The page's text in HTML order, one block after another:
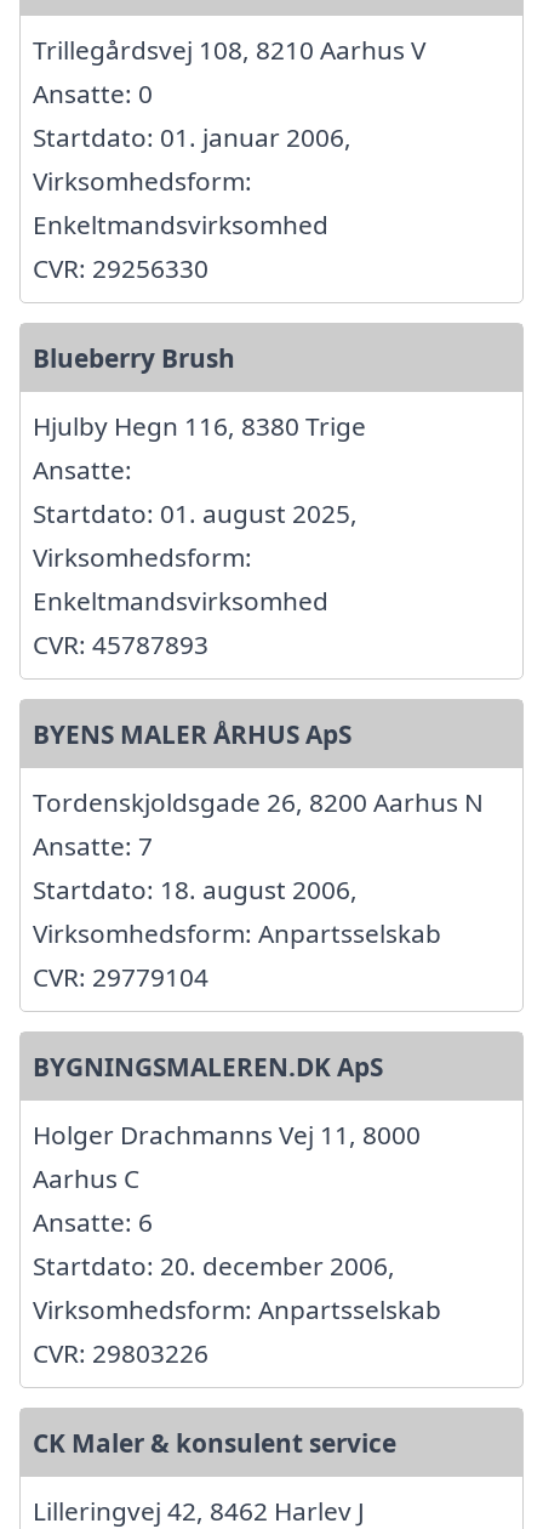
Trillegårdsvej 108, 8210 Aarhus V
Ansatte: 0
Startdato: 01. januar 2006,
Virksomhedsform:
Enkeltmandsvirksomhed
CVR: 29256330
Blueberry Brush
Hjulby Hegn 116, 8380 Trige
Ansatte:
Startdato: 01. august 2025,
Virksomhedsform:
Enkeltmandsvirksomhed
CVR: 45787893
BYENS MALER ÅRHUS ApS
Tordenskjoldsgade 26, 8200 Aarhus N
Ansatte: 7
Startdato: 18. august 2006,
Virksomhedsform: Anpartsselskab
CVR: 29779104
BYGNINGSMALEREN.DK ApS
Holger Drachmanns Vej 11, 8000
Aarhus C
Ansatte: 6
Startdato: 20. december 2006,
Virksomhedsform: Anpartsselskab
CVR: 29803226
CK Maler & konsulent service
Lilleringvej 42, 8462 Harlev J